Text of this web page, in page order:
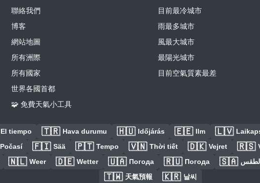
聯絡我們
博客
網站地圖
所有洲際
所有國家
世界各國首都
🧩 免費天氣小工具
目前最冷城市
雨最多城市
風最大城市
最陽光城市
目前空氣質素最差
El tiempo 🇹🇷 Hava durumu 🇭🇺 Időjárás 🇪🇪 Ilm 🇱🇻
Počasí 🇫🇮 Sää 🇵🇹 Tempo 🇻🇳 Thời tiết 🇩🇰 Vejret 🇷🇸
🇳🇱 Weer 🇩🇪 Wetter 🇺🇦 Погода 🇷🇺 Погода 🇸🇦
🇹🇼 天氣預報 🇰🇷 날씨